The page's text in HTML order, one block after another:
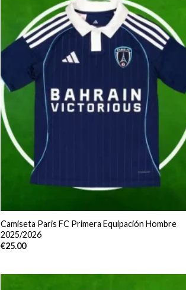
Camiseta Paris FC Primera Equipación Hombre
2025/2026
€25.00